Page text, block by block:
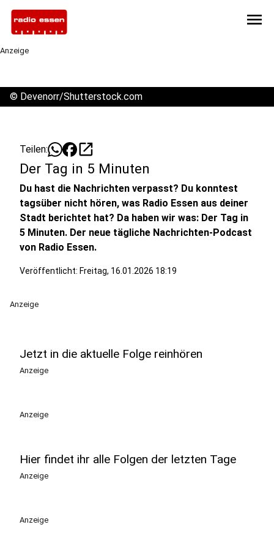
menu
Anzeige
© Devenorr/Shutterstock.com
Teilen: open_in_new
Der Tag in 5 Minuten
Du hast die Nachrichten verpasst? Du konntest
tagsüber nicht hören, was Radio Essen aus deiner
Stadt berichtet hat? Da haben wir was: Der Tag in
5 Minuten. Der neue tägliche Nachrichten-Podcast
von Radio Essen.
Veröffentlicht: Freitag, 16.01.2026 18:19
Anzeige
Jetzt in die aktuelle Folge reinhören
Anzeige
Anzeige
Hier findet ihr alle Folgen der letzten Tage
Anzeige
Anzeige